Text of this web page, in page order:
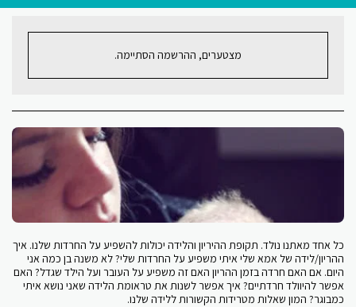
מצטערים, ההרשמה הסתיימה.
כל אחד מאתנו נולד. תקופת ההיריון והלידה יכולות להשפיע על החרדות שלנו. איך
ההריון/לידה של אמא שלי איתי משפיע על החרדות שלי? לא משנה בן כמה אני
היום. אם האם חרדה בזמן ההריון האם זה משפיע על העובר ועל הילד שגדל? האם
אפשר להיוולד חרדתיים? איך אפשר לשנות את טראומת הלידה שאני נושא איתי
כמבוגר? המון שאלות מטרידות הקשורות ללידה שלנו.